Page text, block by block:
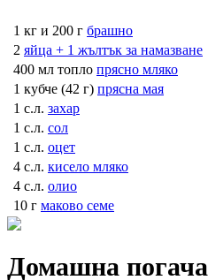
1 кг и 200 г брашно
2 яйца + 1 жълтък за намазване
400 мл топло прясно мляко
1 кубче (42 г) прясна мая
1 с.л. захар
1 с.л. сол
1 с.л. оцет
4 с.л. кисело мляко
4 с.л. олио
10 г маково семе
Домашна погача